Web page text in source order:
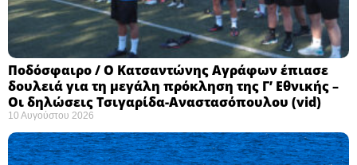
Ποδόσφαιρο / Ο Κατσαντώνης Αγράφων έπιασε
δουλειά για τη μεγάλη πρόκληση της Γ’ Εθνικής –
Οι δηλώσεις Τσιγαρίδα-Αναστασόπουλου (vid)
10 Αυγούστου 2026